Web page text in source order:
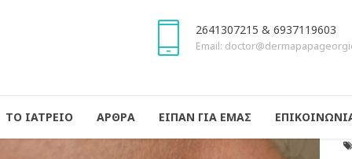
2641307215 & 6937119603
Email:
ΤΟ ΙΑΤΡΕΙΟ ΑΡΘΡΑ ΕΙΠΑΝ ΓΙΑ ΕΜΑΣ